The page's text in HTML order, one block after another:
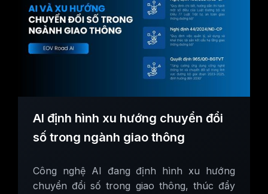
AI định hình xu hướng chuyển đổi
số trong ngành giao thông
Công nghệ AI đang định hình xu hướng
chuyển đổi số trong giao thông, thúc đẩy